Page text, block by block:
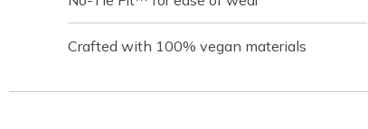
Crafted with 100% vegan materials